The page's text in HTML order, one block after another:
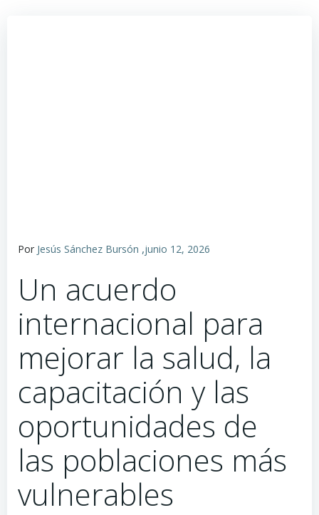
Por Jesús Sánchez Bursón ,junio 12, 2026
Un acuerdo
internacional para
mejorar la salud, la
capacitación y las
oportunidades de
las poblaciones más
vulnerables